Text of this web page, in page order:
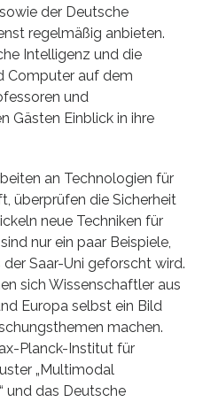
der Deutsche
regelmäßig anbieten.
Intelligenz und die
Computer auf dem
und
Gästen Einblick in ihre
an Technologien für
überprüfen die Sicherheit
neue Techniken für
nur ein paar Beispiele,
Saar-Uni geforscht wird.
sich Wissenschaftler aus
Europa selbst ein Bild
machen.
Planck-Institut für
„Multimodal
und das Deutsche